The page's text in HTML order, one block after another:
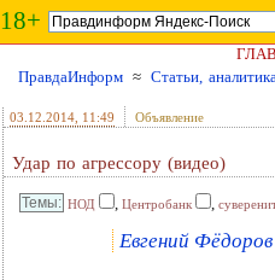
18+
ПравдаИнформ ≈ Статьи,
03.12.2014 , 11:49 Объявление
Удар по агрессору (видео)
НОД , Центробанк ,
Евгений Фёдоров